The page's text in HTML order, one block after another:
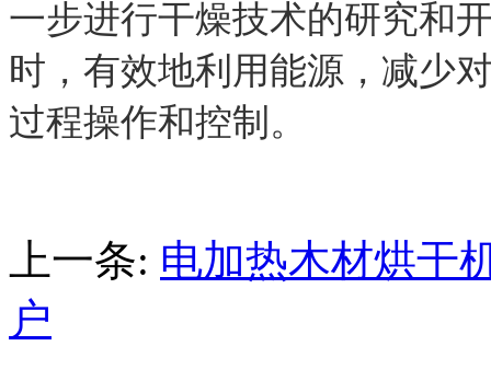
一步进行干燥技术的研究和
时，有效地利用能源，减少
过程操作和控制。
上一条: 电加热木材烘干
户